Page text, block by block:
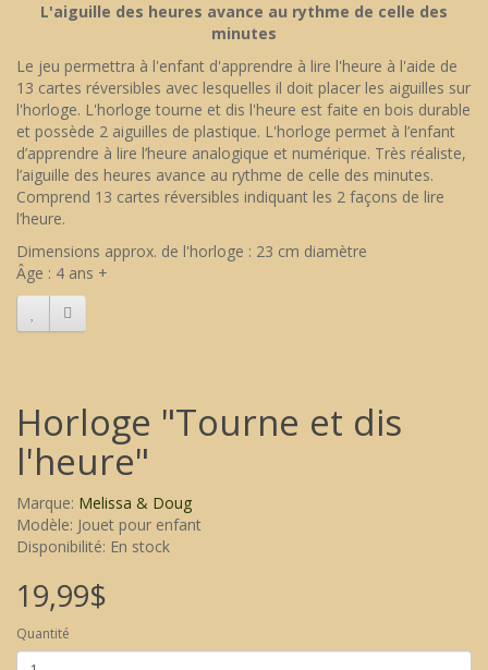
L'aiguille des heures avance au rythme de celle des
minutes
Le jeu permettra à l'enfant d'apprendre à lire l'heure à l'aide de
13 cartes réversibles avec lesquelles il doit placer les aiguilles sur
l'horloge. L'horloge tourne et dis l'heure est faite en bois durable
et possède 2 aiguilles de plastique. L'horloge permet à l’enfant
d’apprendre à lire l’heure analogique et numérique. Très réaliste,
l’aiguille des heures avance au rythme de celle des minutes.
Comprend 13 cartes réversibles indiquant les 2 façons de lire
l’heure.
Dimensions approx. de l'horloge : 23 cm diamètre
Âge : 4 ans +
Horloge "Tourne et dis
l'heure"
Marque: Melissa & Doug
Modèle: Jouet pour enfant
Disponibilité: En stock
19,99$
Quantité